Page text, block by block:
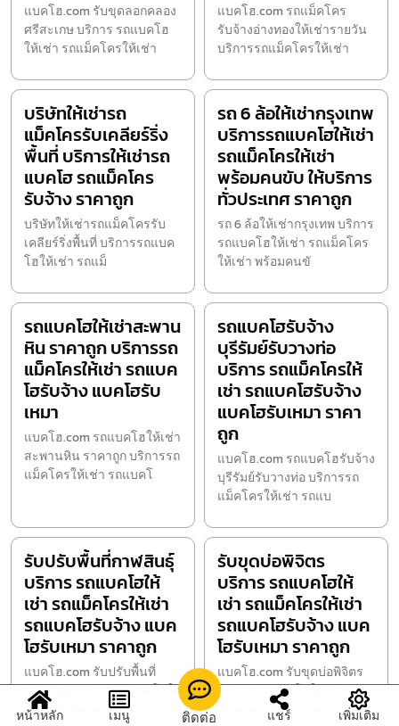
แบคโฮ.com รับขุดลอกคลอง
ศรีสะเกษ บริการ รถแบคโฮ
ให้เช่า รถแม็คโครให้เช่า
แบคโฮ.com รถแม็คโคร
รับจ้างอ่างทองให้เช่ารายวัน
บริการรถแม็คโครให้เช่า
บริษัทให้เช่ารถ
แม็คโครรับเคลียร์ริ่ง
พื้นที่ บริการให้เช่ารถ
แบคโฮ รถแม็คโคร
รับจ้าง ราคาถูก
บริษัทให้เช่ารถแม็คโครรับ
เคลียร์ริ่งพื้นที่ บริการรถแบค
โฮให้เช่า รถแม็
รถ 6 ล้อให้เช่ากรุงเทพ
บริการรถแบคโฮให้เช่า
รถแม็คโครให้เช่า
พร้อมคนขับ ให้บริการ
ทั่วประเทศ ราคาถูก
รถ 6 ล้อให้เช่ากรุงเทพ บริการ
รถแบคโฮให้เช่า รถแม็คโคร
ให้เช่า พร้อมคนขั
รถแบคโฮให้เช่าสะพาน
หิน ราคาถูก บริการรถ
แม็คโครให้เช่า รถแบค
โฮรับจ้าง แบคโฮรับ
เหมา
แบคโฮ.com รถแบคโฮให้เช่า
สะพานหิน ราคาถูก บริการรถ
แม็คโครให้เช่า รถแบคโ
รถแบคโฮรับจ้าง
บุรีรัมย์รับวางท่อ
บริการ รถแม็คโครให้
เช่า รถแบคโฮรับจ้าง
แบคโฮรับเหมา ราคา
ถูก
แบคโฮ.com รถแบคโฮรับจ้าง
บุรีรัมย์รับวางท่อ บริการรถ
แม็คโครให้เช่า รถแบ
รับปรับพื้นที่กาฬสินธุ์
บริการ รถแบคโฮให้
เช่า รถแม็คโครให้เช่า
รถแบคโฮรับจ้าง แบค
โฮรับเหมา ราคาถูก
แบคโฮ.com รับปรับพื้นที่
กาฬสินธุ์ บริการ รถแบคโฮให้
เช่า รถแม็คโครให้เช
รับขุดบ่อพิจิตร
บริการ รถแบคโฮให้
เช่า รถแม็คโครให้เช่า
รถแบคโฮรับจ้าง แบค
โฮรับเหมา ราคาถูก
แบคโฮ.com รับขุดบ่อพิจิตร
บริการ รถแบคโฮให้เช่า รถ
แม็คโครให้เช่า รถแบค
หน้าหลัก เมนู ติดต่อ แชร์ เพิ่มเติม